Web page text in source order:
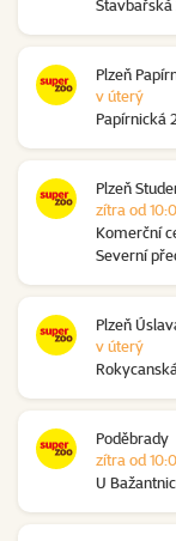
Stavbařská
Plzeň
Papírnická
v úterý
Plzeň
Komerční
Severní
zítra od
Plzeň
v úterý
Poděbrady
U
zítra od